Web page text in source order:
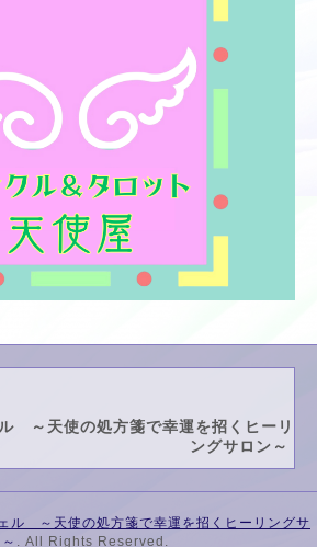
～天使の処方箋で幸運を招くヒーリ
ングサロン～
ル ～天使の処方箋で幸運を招くヒーリングサ
. All Rights Reserved.